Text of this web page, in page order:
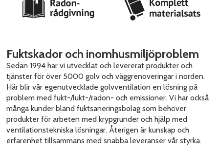
Fuktskador och inomhusmiljöproblem
Sedan 1994 har vi utvecklat och levererat produkter och
tjänster för över 5000 golv och väggrenoveringar i norden.
Här blir vår egenutvecklade golvventilation en lösning på
problem med fukt-/lukt-/radon- och emissioner. Vi har också
många kunder bland fuktsaneringsbolag som behöver
produkter för arbeten med krypgrunder och hjälp med
ventilationstekniska lösningar. Återigen är kunskap och
erfarenhet tillsammans med snabba leveranser vår styrka.